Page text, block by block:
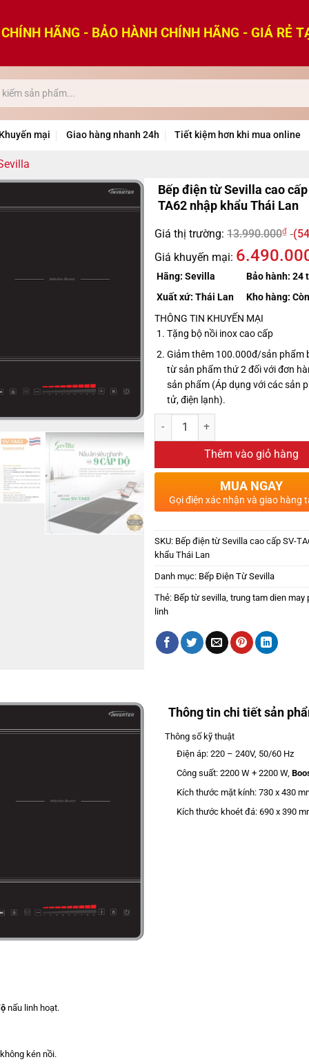
HÃNG - BẢO HÀNH CHÍNH HÃNG - GIÁ RẺ
Khuyến mại Giao hàng nhanh 24h Tiết kiệm hơn khi mua online
Bếp điện từ Sevilla cao
TA62 nhập khẩu Thái Lan
Giá thị trường: 13.990.000₫
Giá khuyến mại:
Hãng: Sevilla
Xuất xứ: Thái Lan
Bảo hành: 24
Kho hàng:
THÔNG TIN KHUYẾN MẠI
Tặng bộ nồi inox cao cấp
Giảm thêm 100.000đ/sản phẩm
từ sản phẩm thứ 2 đối với đơn
sản phẩm (Áp dụng với các sản
tử, điện lạnh).
Thêm vào giỏ hàng
MUA NGAY
Gọi điện xác nhận và giao hàng
SKU: Bếp điện từ Sevilla cao cấp SV-
khẩu Thái Lan
Danh mục: Bếp Điện Từ Sevilla
Thẻ: Bếp từ sevilla, trung tam dien may
linh
Thông tin chi tiết sản
Thông số kỹ thuật
Điện áp: 220 – 240V, 50/60 Hz
Công suất: 2200 W + 2200 W,
Kích thước mặt kính: 730 x 430
Kích thước khoét đá: 690 x 390
nấu linh hoạt.
kén nồi.